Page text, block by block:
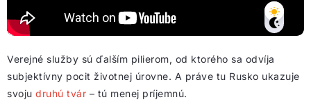
Verejné služby sú ďalším pilierom, od ktorého sa odvíja
subjektívny pocit životnej úrovne. A práve tu Rusko ukazuje
svoju druhú tvár – tú menej príjemnú.